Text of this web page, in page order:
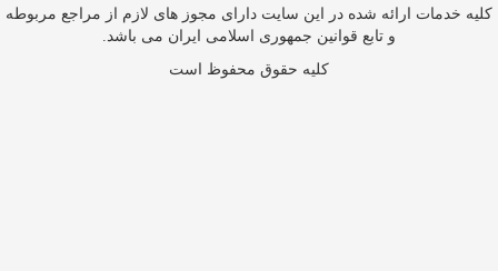
کلیه خدمات ارائه شده در این سایت دارای مجوز های لازم از مراجع مربوطه
و تابع قوانین جمهوری اسلامی ایران می باشد.
کلیه حقوق محفوظ است